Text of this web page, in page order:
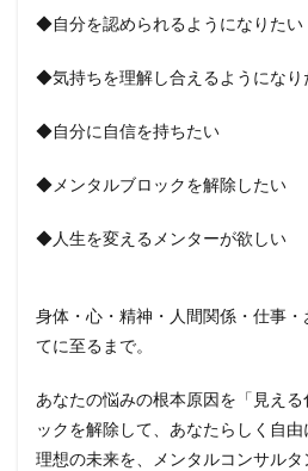
◆自分を認められるようになりたい
◆気持ちを理解し合えるようになり
◆自分に自信を持ちたい
◆メンタルブロックを解除したい
◆人生を変えるメンターが欲しい
身体・心・精神・人間関係・仕事
てに至るまで。
あなたの悩みの根本原因を「見え
ックを解除して、あなたらしく自
理想の未来を、メンタルコンサル